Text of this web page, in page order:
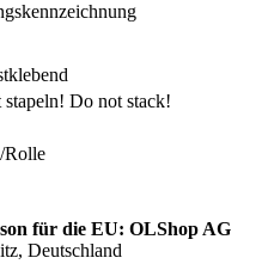
Do not stack!
Rolle
für die EU: OLShop AG
Deutschland